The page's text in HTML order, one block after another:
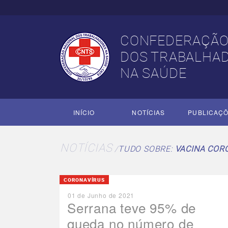
DOS
NA SAÚDE
INÍCIO NOTÍCIAS
NOTÍCIAS TUDO SOBRE: VACINA
Serrana teve 95% de
queda no número de
CORONAVÍRUS
01 de Junho de 2021